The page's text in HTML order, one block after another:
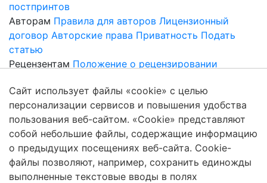
постпринтов
Авторам Правила для авторов Лицензионный
договор Авторские права Приватность Подать
статью
Рецензентам Положение о рецензировании
Публикации Текущий номер Архив Готовящиеся
выпуски Авторы
КОНТАКТЫ +7(8202)51-72-40 +7(925)851-82-85 г.
Череповец,
пр. Луначарского, д. 5
Защита персональных данных
Сайт использует файлы «cookie» с целью
персонализации сервисов и повышения удобства
пользования веб-сайтом. «Cookie» представляют
собой небольшие файлы, содержащие информацию
о предыдущих посещениях веб-сайта. Cookie-
файлы позволяют, например, сохранить единожды
выполненные текстовые вводы в полях